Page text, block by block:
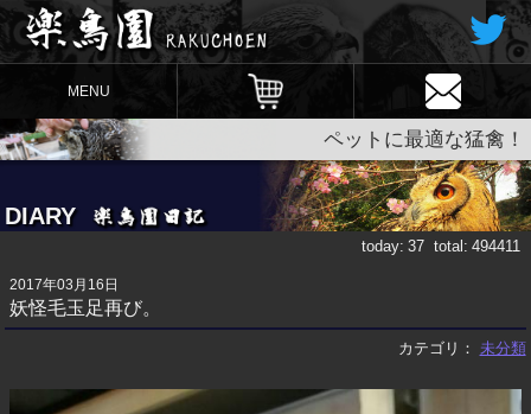
MENU
ペットに最適な猛禽！
DIARY
today: 37 total: 494411
2017年03月16日
妖怪毛玉足再び。
カテゴリ： 未分類